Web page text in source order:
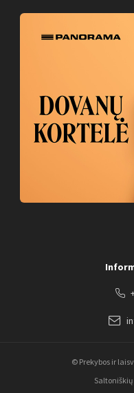
© Prekybos ir
Saltoniškių